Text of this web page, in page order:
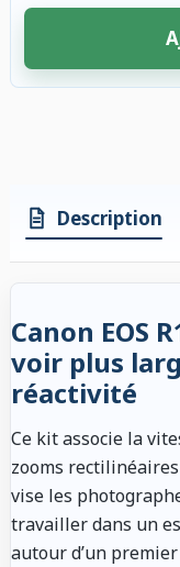
Description
Canon EOS
voir plus
réactivité
Ce kit associe la
zooms
vise les
travailler dans un
autour d’un